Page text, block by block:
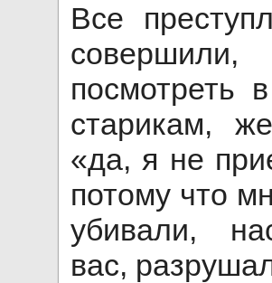
Все
посмотреть
старикам,
«да, я не
потому что
убивали,
вас,